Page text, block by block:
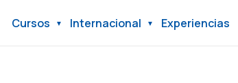
Cursos Internacional Experiencias